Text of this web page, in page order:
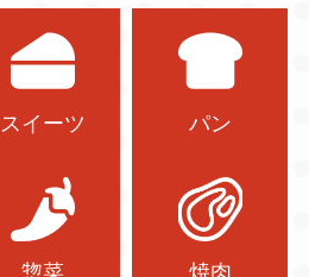
スイーツ パン
惣菜 焼肉